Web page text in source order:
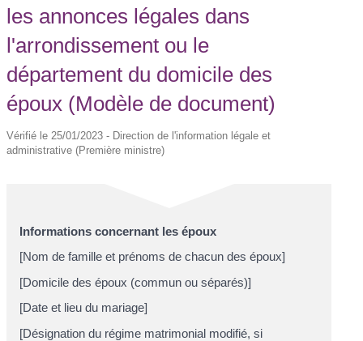
les annonces légales dans
l'arrondissement ou le
département du domicile des
époux (Modèle de document)
Vérifié le 25/01/2023 - Direction de l'information légale et
administrative (Première ministre)
Informations concernant les époux
[Nom de famille et prénoms de chacun des époux]
[Domicile des époux (commun ou séparés)]
[Date et lieu du mariage]
[Désignation du régime matrimonial modifié, si